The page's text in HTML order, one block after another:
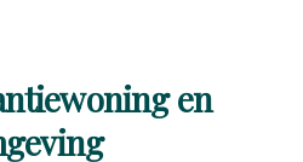
en